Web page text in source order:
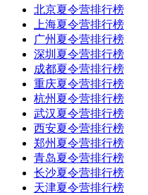
北京夏令营排行榜
上海夏令营排行榜
广州夏令营排行榜
深圳夏令营排行榜
成都夏令营排行榜
重庆夏令营排行榜
杭州夏令营排行榜
武汉夏令营排行榜
西安夏令营排行榜
郑州夏令营排行榜
青岛夏令营排行榜
长沙夏令营排行榜
天津夏令营排行榜